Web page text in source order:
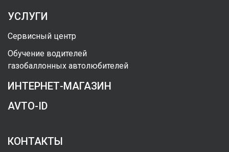
УСЛУГИ
Сервисный центр
Обучение водителей
газобаллонных автолюбителей
ИНТЕРНЕТ-МАГАЗИН
AVTO-ID
КОНТАКТЫ